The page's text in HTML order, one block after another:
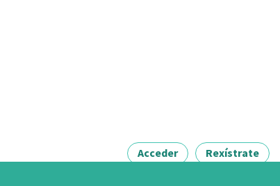
Acceder Rexístrate